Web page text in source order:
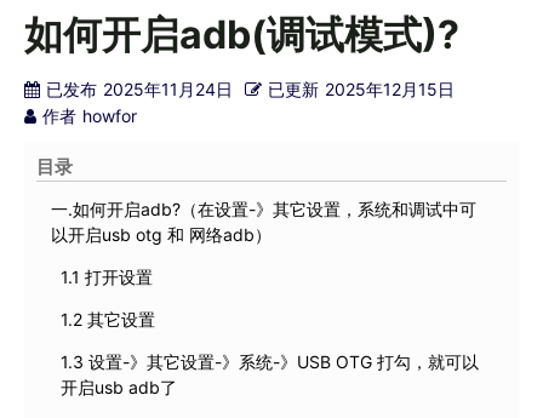
如何开启adb(调试模式)?
已发布 2025年11月24日 已更新 2025年12月15日
作者 howfor
目录
一.如何开启adb?（在设置-》其它设置，系统和调试中可
以开启usb otg 和 网络adb）
1.1 打开设置
1.2 其它设置
1.3 设置-》其它设置-》系统-》USB OTG 打勾，就可以
开启usb adb了